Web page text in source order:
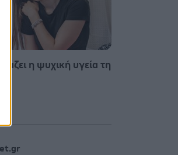
η ψυχική υγεία τη